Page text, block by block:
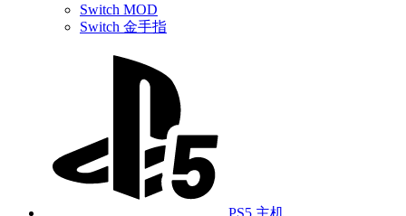
Switch MOD
Switch 金手指